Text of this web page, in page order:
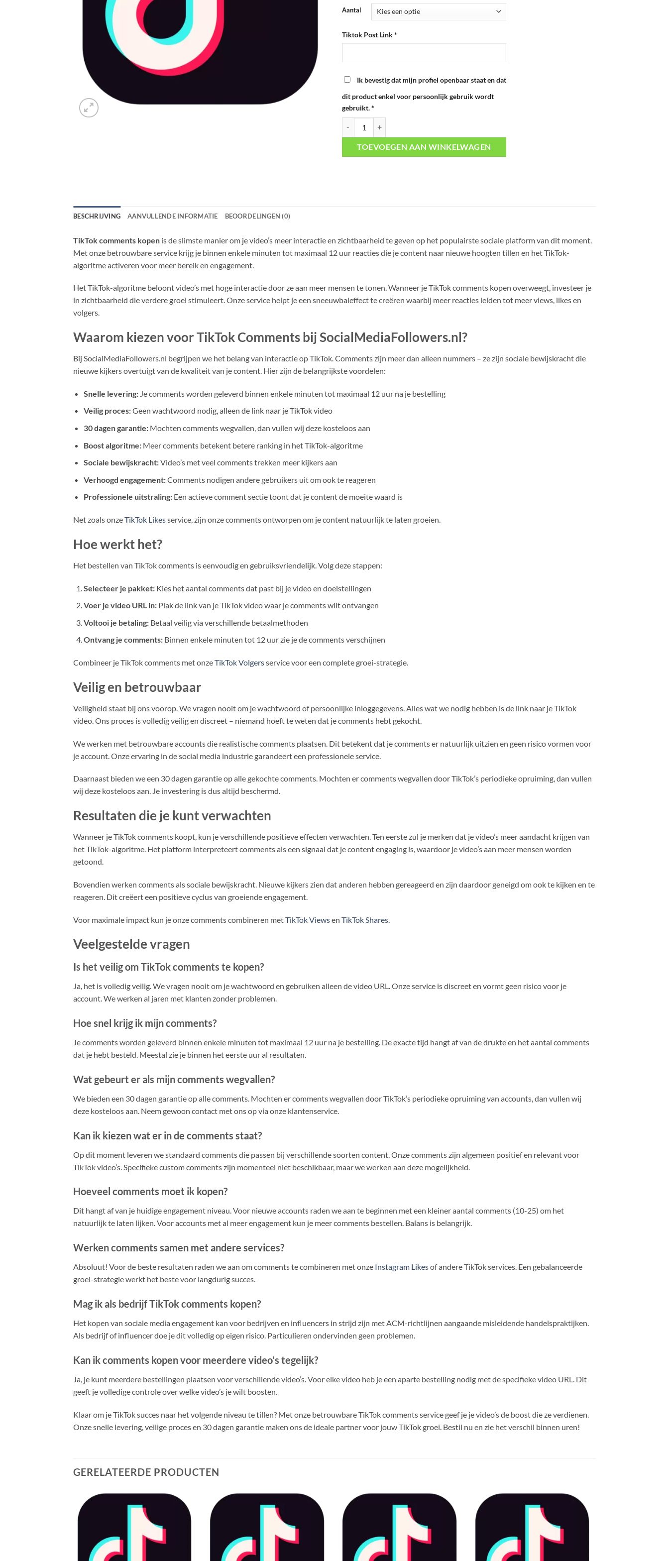
Aantal
Tiktok Post Link*
Ik bevestig dat mijn profiel openbaar staat en dat
dit product enkel voor persoonlijk gebruik wordt
gebruikt.*
TOEVOEGEN AAN WINKELWAGEN
BESCHRIJVING AANVULLENDE INFORMATIE BEOORDELINGEN (0)
TikTok comments kopen is de slimste manier om je video’s meer interactie en zichtbaarheid te geven op het populairste sociale platform van dit moment.
Met onze betrouwbare service krijg je binnen enkele minuten tot maximaal 12 uur reacties die je content naar nieuwe hoogten tillen en het TikTok-
algoritme activeren voor meer bereik en engagement.
Het TikTok-algoritme beloont video’s met hoge interactie door ze aan meer mensen te tonen. Wanneer je TikTok comments kopen overweegt, investeer je
in zichtbaarheid die verdere groei stimuleert. Onze service helpt je een sneeuwbaleffect te creëren waarbij meer reacties leiden tot meer views, likes en
volgers.
Waarom kiezen voor TikTok Comments bij SocialMediaFollowers.nl?
Bij SocialMediaFollowers.nl begrijpen we het belang van interactie op TikTok. Comments zijn meer dan alleen nummers – ze zijn sociale bewijskracht die
nieuwe kijkers overtuigt van de kwaliteit van je content. Hier zijn de belangrijkste voordelen:
Snelle levering:Je comments worden geleverd binnen enkele minuten tot maximaal 12 uur na je bestelling
Veilig proces:Geen wachtwoord nodig, alleen de link naar je TikTok video
30 dagen garantie:Mochten comments wegvallen, dan vullen wij deze kosteloos aan
Boost algoritme:Meer comments betekent betere ranking in het TikTok-algoritme
Sociale bewijskracht:Video’s met veel comments trekken meer kijkers aan
Verhoogd engagement:Comments nodigen andere gebruikers uit om ook te reageren
Professionele uitstraling:Een actieve comment sectie toont dat je content de moeite waard is
Net zoals onzeTikTok Likesservice, zijn onze comments ontworpen om je content natuurlijk te laten groeien.
Hoe werkt het?
Het bestellen van TikTok comments is eenvoudig en gebruiksvriendelijk. Volg deze stappen:
Selecteer je pakket:Kies het aantal comments dat past bij je video en doelstellingen
Voer je video URL in:Plak de link van je TikTok video waar je comments wilt ontvangen
Voltooi je betaling:Betaal veilig via verschillende betaalmethoden
Ontvang je comments:Binnen enkele minuten tot 12 uur zie je de comments verschijnen
Combineer je TikTok comments met onzeTikTok Volgersservice voor een complete groei-strategie.
Veilig en betrouwbaar
Veiligheid staat bij ons voorop. We vragen nooit om je wachtwoord of persoonlijke inloggegevens. Alles wat we nodig hebben is de link naar je TikTok
video. Ons proces is volledig veilig en discreet – niemand hoeft te weten dat je comments hebt gekocht.
We werken met betrouwbare accounts die realistische comments plaatsen. Dit betekent dat je comments er natuurlijk uitzien en geen risico vormen voor
je account. Onze ervaring in de social media industrie garandeert een professionele service.
Daarnaast bieden we een 30 dagen garantie op alle gekochte comments. Mochten er comments wegvallen door TikTok’s periodieke opruiming, dan vullen
wij deze kosteloos aan. Je investering is dus altijd beschermd.
Resultaten die je kunt verwachten
Wanneer je TikTok comments koopt, kun je verschillende positieve effecten verwachten. Ten eerste zul je merken dat je video’s meer aandacht krijgen van
het TikTok-algoritme. Het platform interpreteert comments als een signaal dat je content engaging is, waardoor je video’s aan meer mensen worden
getoond.
Bovendien werken comments als sociale bewijskracht. Nieuwe kijkers zien dat anderen hebben gereageerd en zijn daardoor geneigd om ook te kijken en te
reageren. Dit creëert een positieve cyclus van groeiende engagement.
Voor maximale impact kun je onze comments combineren metTikTok Viewsen TikTok Shares
Veelgestelde vragen
Is het veilig om TikTok comments te kopen?
Ja, het is volledig veilig. We vragen nooit om je wachtwoord en gebruiken alleen de video URL. Onze service is discreet en vormt geen risico voor je
account. We werken al jaren met klanten zonder problemen.
Hoe snel krijg ik mijn comments?
Je comments worden geleverd binnen enkele minuten tot maximaal 12 uur na je bestelling. De exacte tijd hangt af van de drukte en het aantal comments
dat je hebt besteld. Meestal zie je binnen het eerste uur al resultaten.
Wat gebeurt er als mijn comments wegvallen?
We bieden een 30 dagen garantie op alle comments. Mochten er comments wegvallen door TikTok’s periodieke opruiming van accounts, dan vullen wij
deze kosteloos aan. Neem gewoon contact met ons op via onze klantenservice.
Kan ik kiezen wat er in de comments staat?
Op dit moment leveren we standaard comments die passen bij verschillende soorten content. Onze comments zijn algemeen positief en relevant voor
TikTok video’s. Specifieke custom comments zijn momenteel niet beschikbaar, maar we werken aan deze mogelijkheid.
Hoeveel comments moet ik kopen?
Dit hangt af van je huidige engagement niveau. Voor nieuwe accounts raden we aan te beginnen met een kleiner aantal comments (10-25) om het
natuurlijk te laten lijken. Voor accounts met al meer engagement kun je meer comments bestellen. Balans is belangrijk.
Werken comments samen met andere services?
Absoluut! Voor de beste resultaten raden we aan om comments te combineren met onze Instagram Likesof andere TikTok services. Een gebalanceerde
groei-strategie werkt het beste voor langdurig succes.
Mag ik als bedrijf TikTok comments kopen?
Het kopen van sociale media engagement kan voor bedrijven en influencers in strijd zijn met ACM-richtlijnen aangaande misleidende handelspraktijken.
Als bedrijf of influencer doe je dit volledig op eigen risico. Particulieren ondervinden geen problemen.
Kan ik comments kopen voor meerdere video’s tegelijk?
Ja, je kunt meerdere bestellingen plaatsen voor verschillende video’s. Voor elke video heb je een aparte bestelling nodig met de specifieke video URL. Dit
geeft je volledige controle over welke video’s je wilt boosten.
Klaar om je TikTok succes naar het volgende niveau te tillen? Met onze betrouwbare TikTok comments service geef je je video’s de boost die ze verdienen.
Onze snelle levering, veilige proces en 30 dagen garantie maken ons de ideale partner voor jouw TikTok groei. Bestil nu en zie het verschil binnen uren!
GERELATEERDE PRODUCTEN
verlanglijst
verlanglijst
verlanglijst
verlanglijst